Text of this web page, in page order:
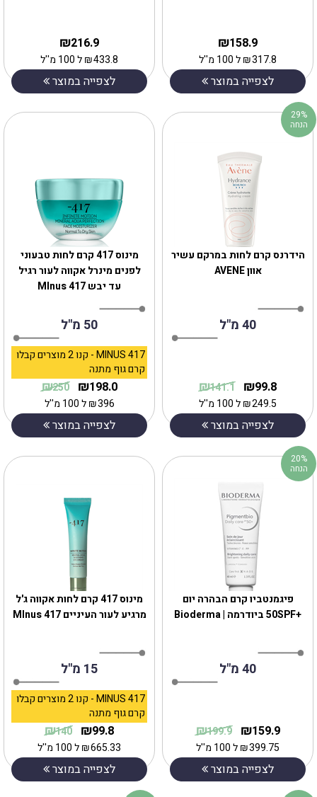
216.9
₪
433.8
₪ל 100 מ''ל
לצפייה במוצר
158.9
₪
317.8
₪ל 100 מ''ל
לצפייה במוצר
מינוס 417 קרם לחות טבעוני
לפנים מינרל אקווה לעור רגיל
עד יבש MInus 417
50 מ"ל
MINUS 417 - קנו 2 מוצרים קבלו
קרם גוף מתנה
198.0
₪
250
₪
396
₪ל 100 מ''ל
לצפייה במוצר
הידרנס קרם לחות במרקם עשיר
אוון AVENE
40 מ"ל
99.8
₪
141.1
₪
249.5
₪ל 100 מ''ל
לצפייה במוצר
29%
הנחה
מינוס 417 קרם לחות אקווה ג'ל
מרגיע לעור העיניים MInus 417
15 מ"ל
MINUS 417 - קנו 2 מוצרים קבלו
קרם גוף מתנה
99.8
₪
140
₪
665.33
₪ל 100 מ''ל
לצפייה במוצר
פיגמנטביו קרם הבהרה יום
+50SPF ביודרמה | Bioderma
40 מ"ל
159.9
₪
199.9
₪
399.75
₪ל 100 מ''ל
לצפייה במוצר
20%
הנחה